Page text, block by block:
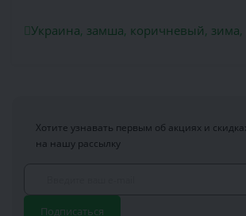
Украина, замша, коричневый, зима,
Хотите узнавать первым об акциях и
на нашу рассылку
Подписаться